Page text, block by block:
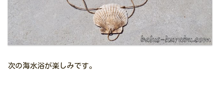
次の海水浴が楽しみです。